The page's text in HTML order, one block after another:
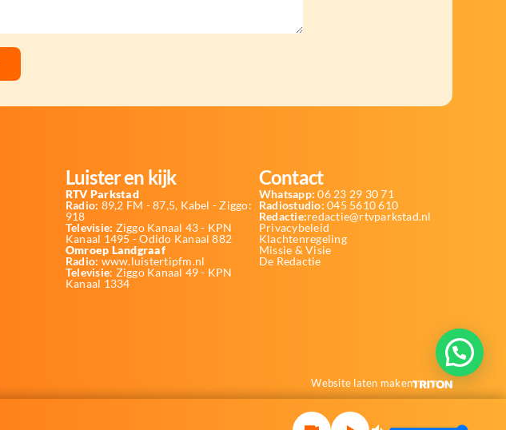
Luister en kijk
RTV Parkstad
Radio: 89,2 FM - 87,5, Kabel - Ziggo:
918
Televisie: Ziggo Kanaal 43 - KPN
Kanaal 1495 - Odido Kanaal 882
Omroep Landgraaf
Radio: www.luistertipfm.nl
Televisie: Ziggo Kanaal 49 - KPN
Kanaal 1334
Contact
Whatsapp: 06 23 29 30 71
Radiostudio: 045 5610 610
Redactie:redactie@rtvparkstad.nl
Privacybeleid
Klachtenregeling
Missie & Visie
De Redactie
Website laten maken